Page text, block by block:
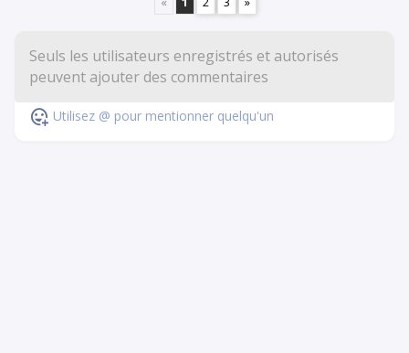
Utilisez @ pour mentionner quelqu'un